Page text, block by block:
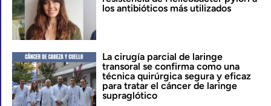
los antibióticos más utilizados
La cirugía parcial de laringe
transoral se confirma como una
técnica quirúrgica segura y eficaz
para tratar el cáncer de laringe
supraglótico